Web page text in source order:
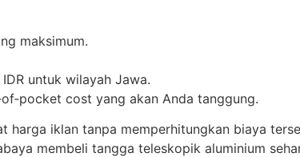
maksimum.
untuk wilayah Jawa.
cost yang akan Anda tanggung.
harga iklan tanpa memperhitungkan biaya
membeli tangga teleskopik aluminium